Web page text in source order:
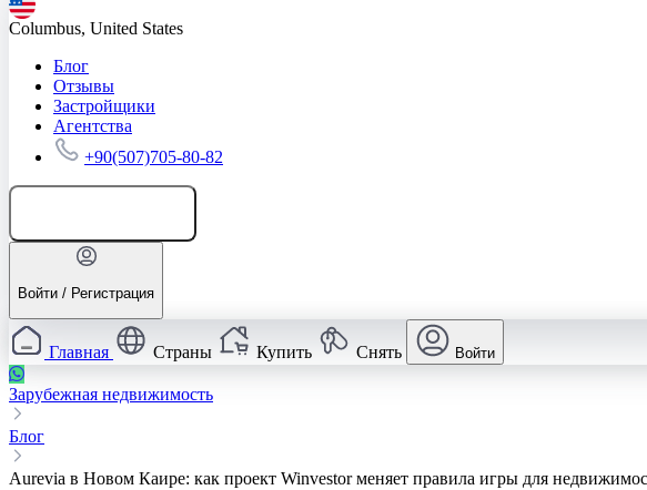
Columbus, United States
Блог
Отзывы
Застройщики
Агентства
+90(507)705-80-82
Войти / Регистрация
Главная Страны Купить Снять Войти
Зарубежная недвижимость
Блог
Aurevia в Новом Каире: как проект Winvestor меняет правила игры для